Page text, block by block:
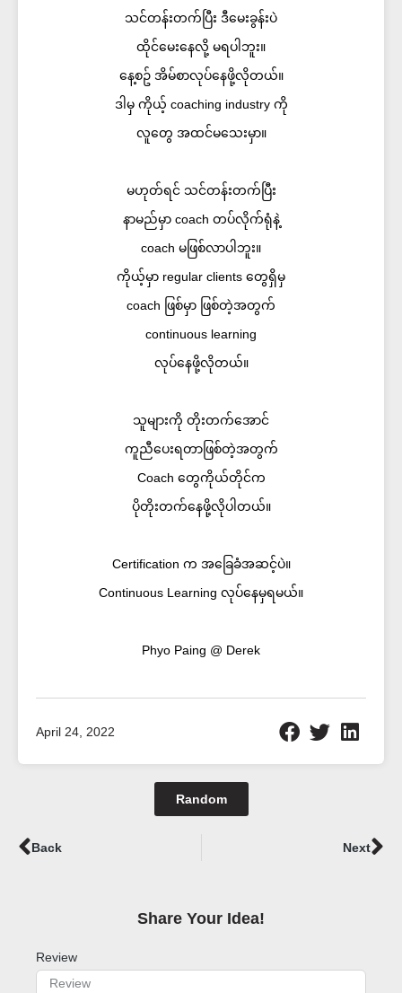
သင်တန်းတက်ပြီး ဒီမေးခွန်းပဲ
ထိုင်မေးနေလို့ မရပါဘူး။
နေ့စဥ် အိမ်စာလုပ်နေဖို့လိုတယ်။
ဒါမှ ကိုယ့် coaching industry ကို
လူတွေ အထင်မသေးမှာ။
မဟုတ်ရင် သင်တန်းတက်ပြီး
နာမည်မှာ coach တပ်လိုက်ရုံနဲ့
coach မဖြစ်လာပါဘူး။
ကိုယ့်မှာ regular clients တွေရှိမှ
coach ဖြစ်မှာ ဖြစ်တဲ့အတွက်
continuous learning
လုပ်နေဖို့လိုတယ်။
သူများကို တိုးတက်အောင်
ကူညီပေးရတာဖြစ်တဲ့အတွက်
Coach တွေကိုယ်တိုင်က
ပိုတိုးတက်နေဖို့လိုပါတယ်။
Certification က အခြေခံအဆင့်ပဲ။
Continuous Learning လုပ်နေမှရမယ်။
Phyo Paing @ Derek
April 24, 2022
Random
Prev
Back Next
Share Your Idea!​
Review